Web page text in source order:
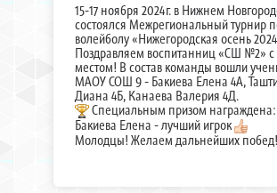
15-17 ноября 2024г. в Нижнем
состоялся Межрегиональный турнир
волейболу «Нижегородская осень
Поздравляем воспитанниц «СШ №2»
местом! В состав команды вошли
МАОУ СОШ 9 - Бакиева Елена 4А,
Диана 4Б, Канаева Валерия 4Д.
Специальным призом награждена:
Бакиева Елена - лучший игрок
Молодцы! Желаем дальнейших побед!